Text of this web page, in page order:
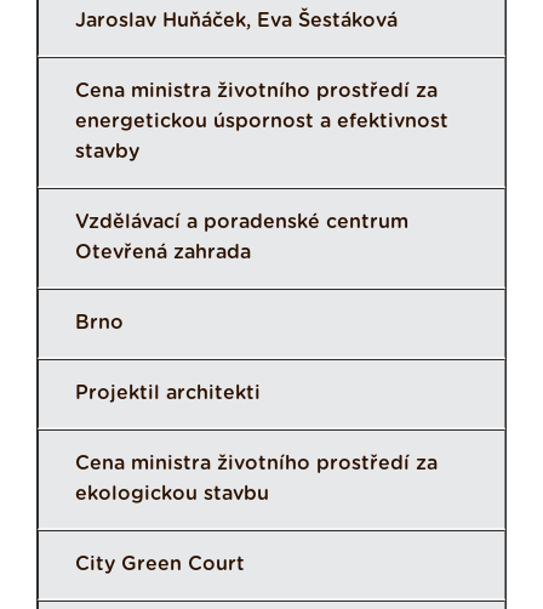
Jaroslav Huňáček, Eva Šestáková
Cena ministra životního prostředí za
energetickou úspornost a efektivnost
stavby
Vzdělávací a poradenské centrum
Otevřená zahrada
Brno
Projektil architekti
Cena ministra životního prostředí za
ekologickou stavbu
City Green Court